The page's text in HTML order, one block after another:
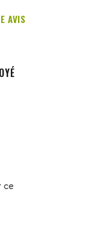
AVIS
ce